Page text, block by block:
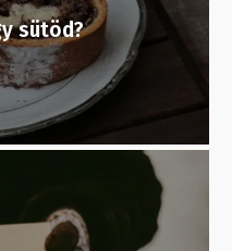
sütöd?